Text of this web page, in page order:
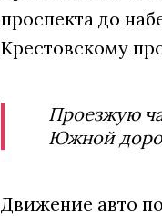
проспекта до
Крестовскому
Проезжую
Южной
Движение авто